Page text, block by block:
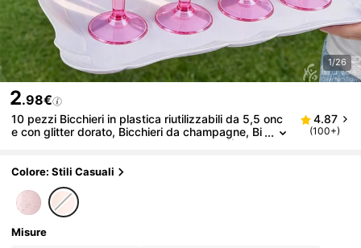
1/26
2.98€
10 pezzi Bicchieri in plastica riutilizzabili da 5,5 onc
e con glitter dorato, Bicchieri da champagne, Bi
cchieri da matrimonio, Bicchieri da festa ((Bicchi
chieri in plastica, Bicchieri per compleanno)
4.87
(100+)
Colore: Stili Casuali
Misure